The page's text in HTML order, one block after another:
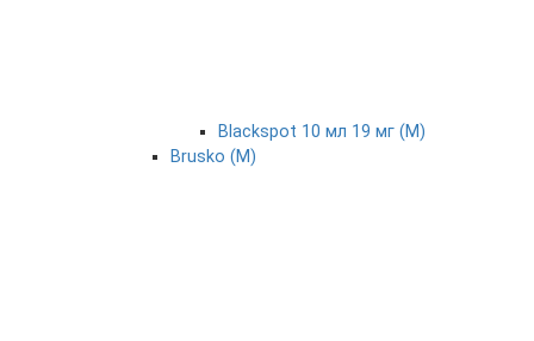
Blackspot 10 мл 19 мг (М)
Brusko (М)